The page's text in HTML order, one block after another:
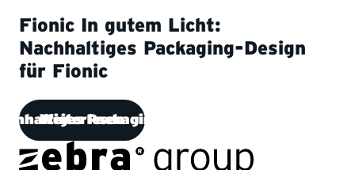
Fionic In gutem Licht:
Nachhaltiges Packaging-Design
für Fionic
WeiterlesenPackaging-Design für Fionic